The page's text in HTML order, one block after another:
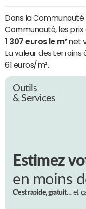
Dans la
Communauté, les prix
1 307 euros le m²net
La valeur des terrains
61 euros/m².
Outils
& Services
Estimez
en moins
C’est rapide, gratuit…et